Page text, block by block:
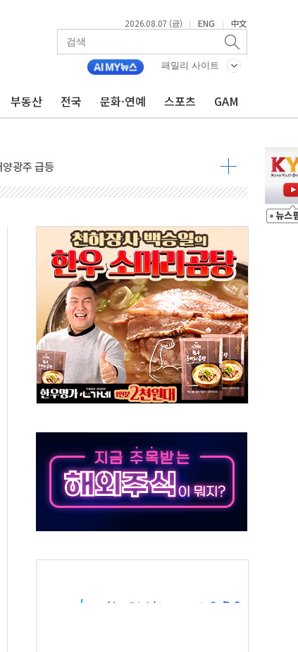
2026.08.07 (금) | ENG | 中文
패밀리 사이트
부동산 전국 문화·연예 스포츠 GAM
어·태양광주↑ VS 트레이드데스크·웬디스↓
명 끝까지 찾겠다"
'시끌'
권 집중 완화 전환점"
광주 급등
착공…여의도 1.6배 규모
주 낙폭 커
최대 100mm 호우
니파 국가들의 새 안보 협력 구도
㎡ 18억원대
울시 '정책 엇박자'
만 경쟁 치열
매수에도 고유가·금리·입법 지연 '삼중 부담'